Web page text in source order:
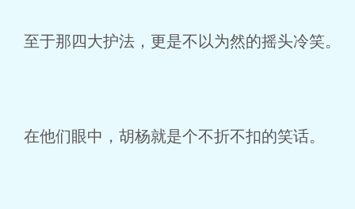
至于那四大护法，更是不以为然的摇头冷笑。
在他们眼中，胡杨就是个不折不扣的笑话。